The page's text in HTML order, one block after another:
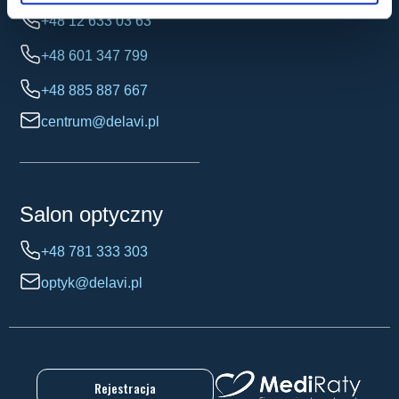
+48 12 633 03 63
+48 601 347 799
+48 885 887 667
centrum@delavi.pl
Salon optyczny
+48 781 333 303
optyk@delavi.pl
Rejestracja